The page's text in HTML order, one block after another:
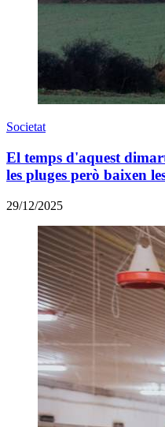
Societat
El temps d'aquest
les pluges però baixen
29/12/2025